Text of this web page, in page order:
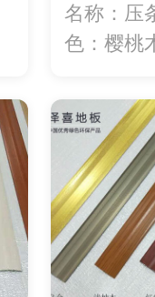
名称：压
色：樱桃